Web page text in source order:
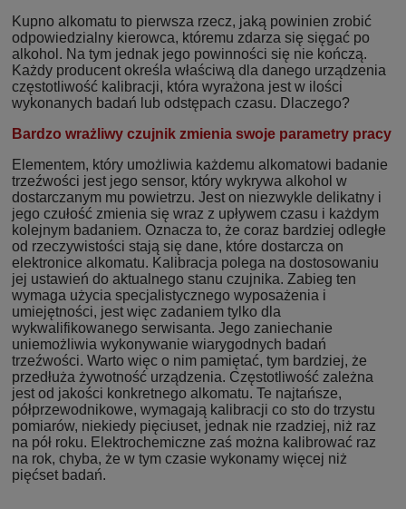
Kupno alkomatu to pierwsza rzecz, jaką powinien zrobić
odpowiedzialny kierowca, któremu zdarza się sięgać po
alkohol. Na tym jednak jego powinności się nie kończą.
Każdy producent określa właściwą dla danego urządzenia
częstotliwość kalibracji, która wyrażona jest w ilości
wykonanych badań lub odstępach czasu. Dlaczego?
Bardzo wrażliwy czujnik zmienia swoje parametry pracy
Elementem, który umożliwia każdemu alkomatowi badanie
trzeźwości jest jego sensor, który wykrywa alkohol w
dostarczanym mu powietrzu. Jest on niezwykle delikatny i
jego czułość zmienia się wraz z upływem czasu i każdym
kolejnym badaniem. Oznacza to, że coraz bardziej odległe
od rzeczywistości stają się dane, które dostarcza on
elektronice alkomatu. Kalibracja polega na dostosowaniu
jej ustawień do aktualnego stanu czujnika. Zabieg ten
wymaga użycia specjalistycznego wyposażenia i
umiejętności, jest więc zadaniem tylko dla
wykwalifikowanego serwisanta. Jego zaniechanie
uniemożliwia wykonywanie wiarygodnych badań
trzeźwości. Warto więc o nim pamiętać, tym bardziej, że
przedłuża żywotność urządzenia. Częstotliwość zależna
jest od jakości konkretnego alkomatu. Te najtańsze,
półprzewodnikowe, wymagają kalibracji co sto do trzystu
pomiarów, niekiedy pięciuset, jednak nie rzadziej, niż raz
na pół roku. Elektrochemiczne zaś można kalibrować raz
na rok, chyba, że w tym czasie wykonamy więcej niż
pięćset badań.